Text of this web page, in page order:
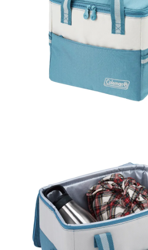
５．嚴禁一人註冊多個帳號或使用他人資訊註冊。若
恩沛科技股份有限公司將有權停止該用戶之使用額度